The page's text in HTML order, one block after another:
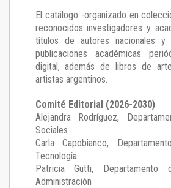
El catálogo -organizado en
reconocidos investigadores y
títulos de autores nacionales y
publicaciones académicas
digital, además de libros de
artistas argentinos.
Comité Editorial (2026-2030)
Alejandra Rodríguez,
Sociales
Carla Capobianco,
Tecnología
Patricia Gutti, Departamento
Administración